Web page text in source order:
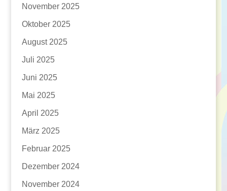
November 2025
Oktober 2025
August 2025
Juli 2025
Juni 2025
Mai 2025
April 2025
März 2025
Februar 2025
Dezember 2024
November 2024